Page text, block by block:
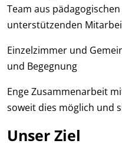
Team aus
unterstützenden
Einzelzimmer und
und Begegnung
Enge Zusammenarbeit
soweit dies möglich und
Unser Ziel